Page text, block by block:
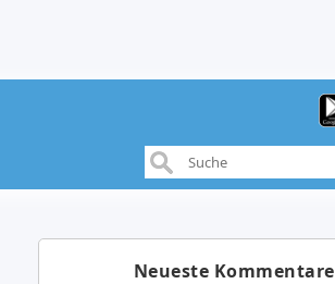
Neueste Kommentare